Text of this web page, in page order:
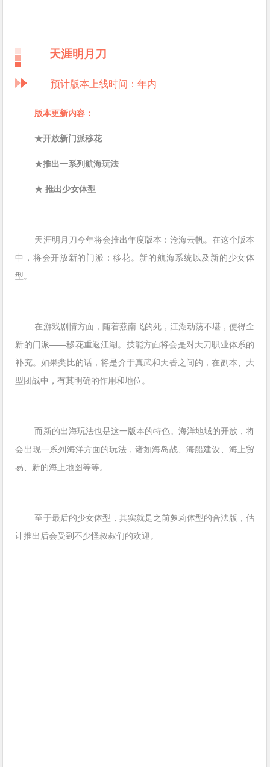
天涯明月刀
预计版本上线时间：年内
版本更新内容：
★开放新门派移花
★推出一系列航海玩法
★ 推出少女体型
天涯明月刀今年将会推出年度版本：沧海云帆。在这个版本
中，将会开放新的门派：移花。新的航海系统以及新的少女体
型。
在游戏剧情方面，随着燕南飞的死，江湖动荡不堪，使得全
新的门派——移花重返江湖。技能方面将会是对天刀职业体系的
补充。如果类比的话，将是介于真武和天香之间的，在副本、大
型团战中，有其明确的作用和地位。
而新的出海玩法也是这一版本的特色。海洋地域的开放，将
会出现一系列海洋方面的玩法，诸如海岛战、海船建设、海上贸
易、新的海上地图等等。
至于最后的少女体型，其实就是之前萝莉体型的合法版，估
计推出后会受到不少怪叔叔们的欢迎。